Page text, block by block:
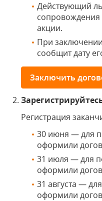
Действующий
сопровождения
акции.
При
сообщит дату
Заключить
Регистрация
30 июня — для
оформили
31 июля — для
оформили
31 августа —
оформили